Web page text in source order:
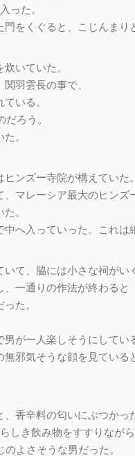
った。
をくぐると、こじんまり
いていた。
羽雲長の事で、
いる。
ろう。
。
ンズー寺院が構えていた。
マレーシア最大のヒンズ
。
へ入っていった。これは
て、脇には小さな祠がい
一通りの作法が終わると
た。
が一人楽しそうにしてい
邪気そうな顔を見ている
香辛料の匂いにぶつかっ
しき飲み物をすすりなが
よさそうな男だった。